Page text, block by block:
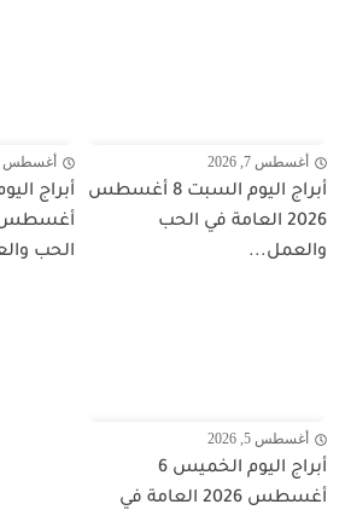
أغسطس 7, 2026
أبراج اليوم السبت 8 أغسطس
2026 العامة في الحب
والعمل...
أغسطس 6, 2026
الحب
أغسطس 5, 2026
أبراج اليوم الخميس 6
أغسطس 2026 العامة في